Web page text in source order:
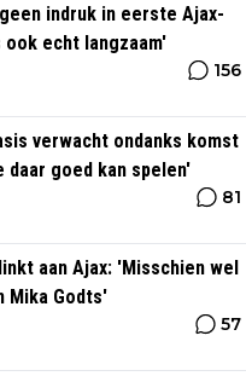
indruk in eerste Ajax-
echt langzaam'
156
verwacht ondanks komst
daar goed kan spelen'
81
aan Ajax: 'Misschien wel
Mika Godts'
57